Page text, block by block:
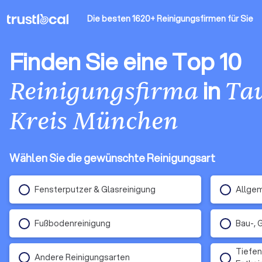
Die besten 1620+ Reinigungsfirmen für Sie
Finden Sie eine Top 10
Reinigungsfirmain
Kreis München
Wählen Sie die gewünschte Reinigungsart
Fensterputzer & Glasreinigung
Fußbodenreinigung Bau-,
Andere Reinigungsarten